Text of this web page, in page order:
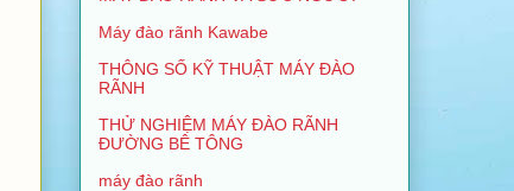
Máy đào rãnh Kawabe
THÔNG SỐ KỸ THUẬT MÁY ĐÀO
RÃNH
THỬ NGHIỆM MÁY ĐÀO RÃNH
ĐƯỜNG BÊ TÔNG
máy đào rãnh